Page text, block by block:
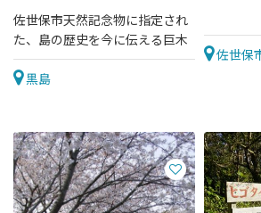
佐世保市天然記念物に指定され
た、島の歴史を今に伝える巨木
黒島
佐世保